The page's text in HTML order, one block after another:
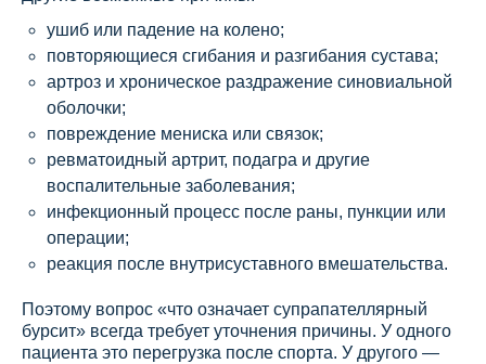
ушиб или падение на колено;
повторяющиеся сгибания и разгибания сустава;
артроз и хроническое раздражение синовиальной
оболочки;
повреждение мениска или связок;
ревматоидный артрит, подагра и другие
воспалительные заболевания;
инфекционный процесс после раны, пункции или
операции;
реакция после внутрисуставного вмешательства.
Поэтому вопрос «что означает супрапателлярный
бурсит» всегда требует уточнения причины. У одного
пациента это перегрузка после спорта. У другого —